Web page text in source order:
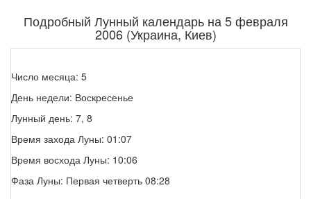
Подробный Лунный календарь на 5 февраля
2006 (Украина, Киев)
Число месяца: 5
День недели: Воскресенье
Лунный день: 7, 8
Время захода Луны: 01:07
Время восхода Луны: 10:06
Фаза Луны: Первая четверть 08:28